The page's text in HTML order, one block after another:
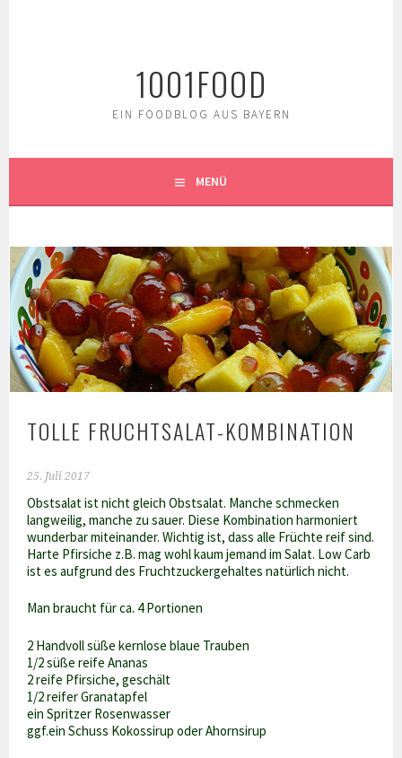
1001FOOD
EIN FOODBLOG AUS BAYERN
MENÜ
TOLLE FRUCHTSALAT-KOMBINATION
25. Juli 2017
Obstsalat ist nicht gleich Obstsalat. Manche schmecken
langweilig, manche zu sauer. Diese Kombination harmoniert
wunderbar miteinander. Wichtig ist, dass alle Früchte reif sind.
Harte Pfirsiche z.B. mag wohl kaum jemand im Salat. Low Carb
ist es aufgrund des Fruchtzuckergehaltes natürlich nicht.
Man braucht für ca. 4 Portionen
2 Handvoll süße kernlose blaue Trauben
1/2 süße reife Ananas
2 reife Pfirsiche, geschält
1/2 reifer Granatapfel
ein Spritzer Rosenwasser
ggf.ein Schuss Kokossirup oder Ahornsirup